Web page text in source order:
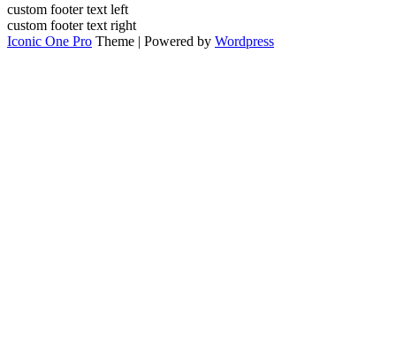
custom footer text left
custom footer text right
Iconic One Pro Theme | Powered by Wordpress